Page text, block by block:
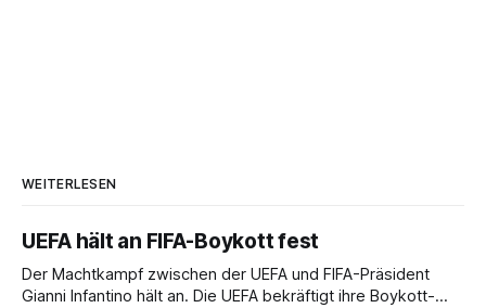
WEITERLESEN
UEFA hält an FIFA-Boykott fest
Der Machtkampf zwischen der UEFA und FIFA-Präsident
Gianni Infantino hält an. Die UEFA bekräftigt ihre Boykott-